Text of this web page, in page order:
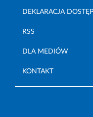
DEKLARACJA
RSS
DLA MEDIÓW
KONTAKT